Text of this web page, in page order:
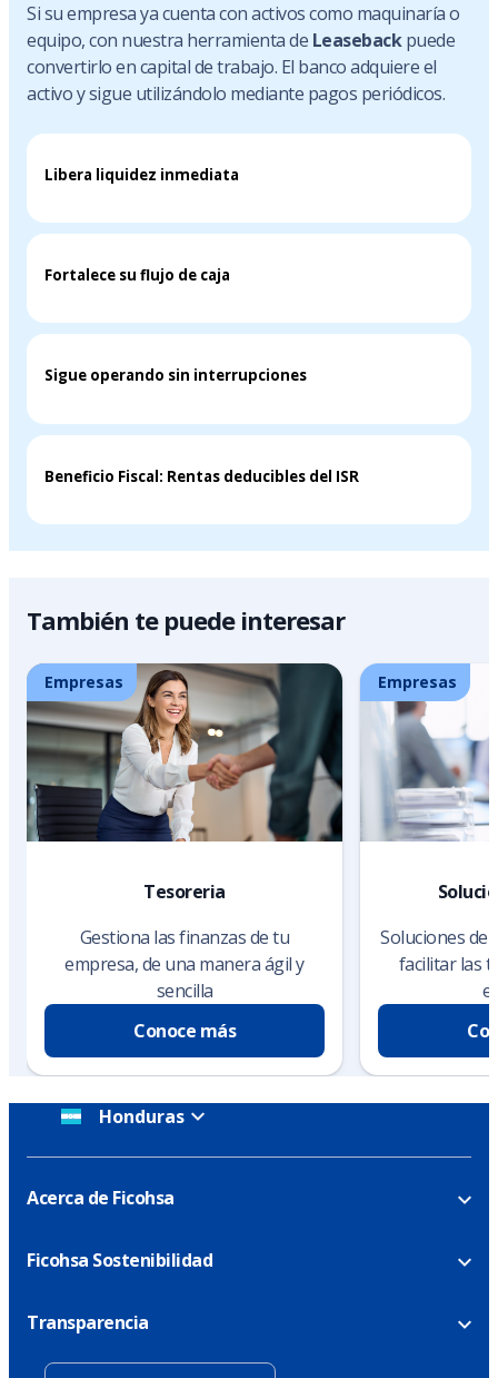
Si su empresa ya cuenta con activos como maquinaría o
equipo, con nuestra herramienta de Leasebackpuede
convertirlo en capital de trabajo. El banco adquiere el
activo y sigue utilizándolo mediante pagos periódicos.
Libera liquidez inmediata
Fortalece su flujo de caja
Sigue operando sin interrupciones
Beneficio Fiscal: Rentas deducibles del ISR
También te puede interesar
Empresas
Tesoreria
Gestiona las finanzas de tu
empresa, de una manera ágil y
sencilla
Conoce más
Empresas
Soluciones de
facilitar las
Honduras
Acerca de Ficohsa
Ficohsa Sostenibilidad
Transparencia